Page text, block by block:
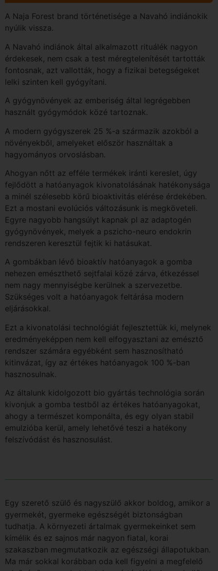
A Naja Forest brand történetisége a Navahó indiánokik
nyúlik vissza.
A Navahó indiánok által alkalmazott rituálék nagyon
érdekesek, nem csak a test méregtelenítését tartották
fontosnak, azt vallották, hogy a fizikai betegségeket
lelki szinten kell gyógyítani.
A gyógynövények az emberiség által legrégebben
használt gyógymódok közé tartoznak.
A modern gyógyszerek 25 %-a származik azokból a
növényekből, amelyeket először használtak a
hagyományos orvoslásban.
Ahogyan nőtt az efféle termékek iránti kereslet, úgy
fejlődött a hatóanyagok kivonatolásának hatékonysága
a minél szélesebb körű bioaktivitás elérése érdekében.
Ezt a mostani evolúciós változásunk is megköveteli.
Egyre nagyobb hangsúlyt kapnak pl az adaptogén
gyógynövények, melyek a pszicho-neuro endokrin
rendszeren keresztül fejtik ki hatásukat.
A gombákban lévő bioaktív hatóanyagok a gomba
nehezen emészthető sejtfalai közé zárva, étkezéssel
nem nagy mennyiségbe kerülnek a szervezetbe.
Szükséges volt a hatóanyagok feltárása modern
eljárásokkal.
Ezt a kivonatolási technológiát fejlesztettük ki, melynek
eredményeképpen nem kell elfogyasztani az emésztő
rendszer számára egyébként sem hasznosítható
kitinvázat, így az értékes hatóanyagok 100 %-ban
hasznosulnak.
Az általunk kidolgozott bio gyártás technológia során
kivonjuk a gomba testből az értékes hatóanyagokat,
ahogy a természet komponálta, és egy olyan stabil
emulzióba kerül, amely lehetővé teszi a hatékony
felszívódást és hasznosulást.
Egy szerető szülő és nagyszülő akkor boldog, amikor a
gyermekét, gyermeke egészségét biztonságban
tudhatja. A környezeti ártalmak gyermekeinket sem
kímélik és ez sajnos már nagyon fiatal, korai
szakaszban megmutatkozik az egészségi állapotukban.
Ma már sokkal korábban oda kell figyelni a megfelelő